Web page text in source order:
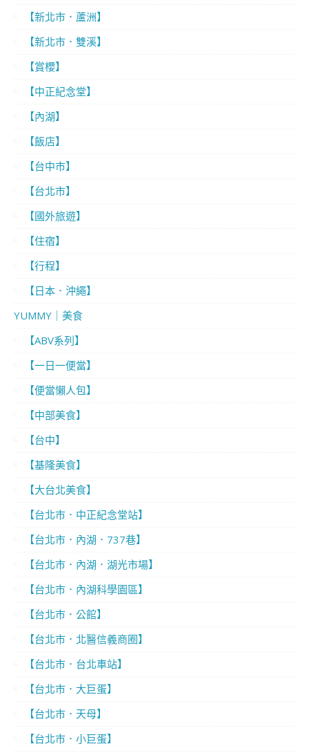
【新北市．蘆洲】
【新北市．雙溪】
【賞櫻】
【中正紀念堂】
【內湖】
【飯店】
【台中市】
【台北市】
【國外旅遊】
【住宿】
【行程】
【日本．沖繩】
YUMMY｜美食
【ABV系列】
【一日一便當】
【便當懶人包】
【中部美食】
【台中】
【基隆美食】
【大台北美食】
【台北市．中正紀念堂站】
【台北市．內湖．737巷】
【台北市．內湖．湖光市場】
【台北市．內湖科學園區】
【台北市．公館】
【台北市．北醫信義商圈】
【台北市．台北車站】
【台北市．大巨蛋】
【台北市．天母】
【台北市．小巨蛋】